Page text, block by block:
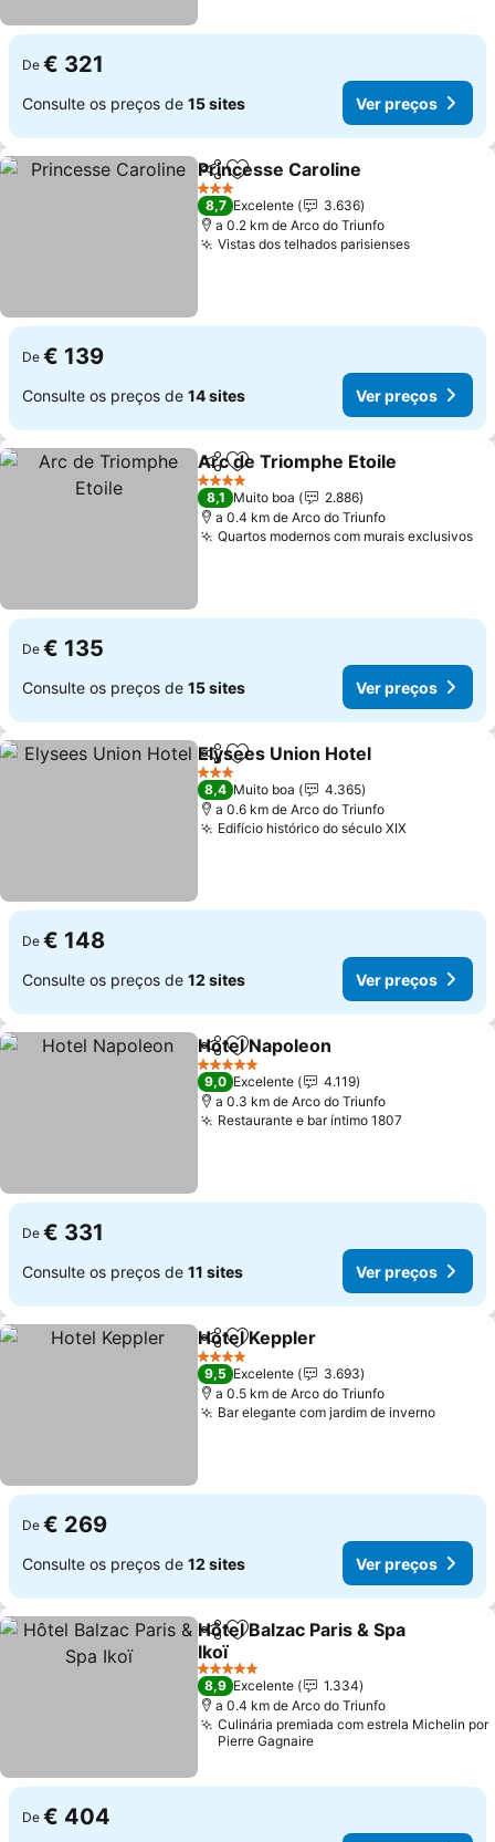
De € 321
Consulte os preços de 15 sites Ver preços
PartilharAdicionar aos favoritos
Princesse Caroline
3 Estrelas
8,7 Excelente
3.636
a 0.2 km de Arco do Triunfo
Vistas dos telhados parisienses
De € 139
Consulte os preços de 14 sites Ver preços
PartilharAdicionar aos favoritos
Arc de Triomphe Etoile
4 Estrelas
8,1 Muito boa
2.886
a 0.4 km de Arco do Triunfo
Quartos modernos com murais exclusivos
De € 135
Consulte os preços de 15 sites Ver preços
PartilharAdicionar aos favoritos
Elysees Union Hotel
3 Estrelas
8,4 Muito boa
4.365
a 0.6 km de Arco do Triunfo
Edifício histórico do século XIX
De € 148
Consulte os preços de 12 sites Ver preços
PartilharAdicionar aos favoritos
Hotel Napoleon
5 Estrelas
9,0 Excelente
4.119
a 0.3 km de Arco do Triunfo
Restaurante e bar íntimo 1807
De € 331
Consulte os preços de 11 sites Ver preços
PartilharAdicionar aos favoritos
Hotel Keppler
4 Estrelas
9,5 Excelente
3.693
a 0.5 km de Arco do Triunfo
Bar elegante com jardim de inverno
De € 269
Consulte os preços de 12 sites Ver preços
PartilharAdicionar aos favoritos
Hôtel Balzac Paris & Spa
Ikoï
5 Estrelas
8,9 Excelente
1.334
a 0.4 km de Arco do Triunfo
Culinária premiada com estrela Michelin por
Pierre Gagnaire
De € 404